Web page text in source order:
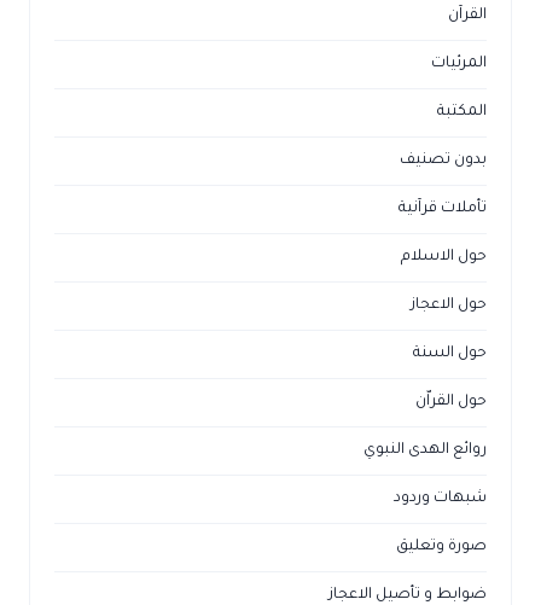
القرآن
المرئيات
المكتبة
بدون تصنيف
تأملات قرآنية
حول الاسلام
حول الاعجاز
حول السنة
حول القراّن
روائع الهدى النبوي
شبهات وردود
صورة وتعليق
ضوابط و تأصيل الاعجاز